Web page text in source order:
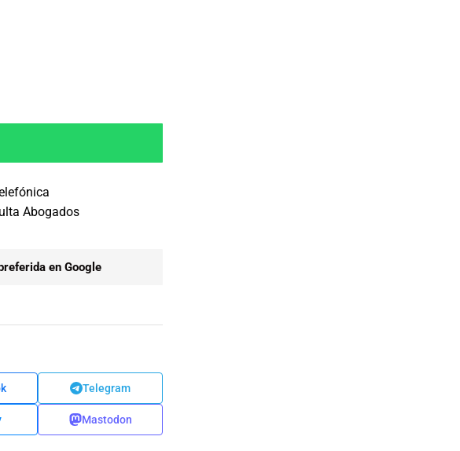
Abogados
en Google
Telegram
Mastodon